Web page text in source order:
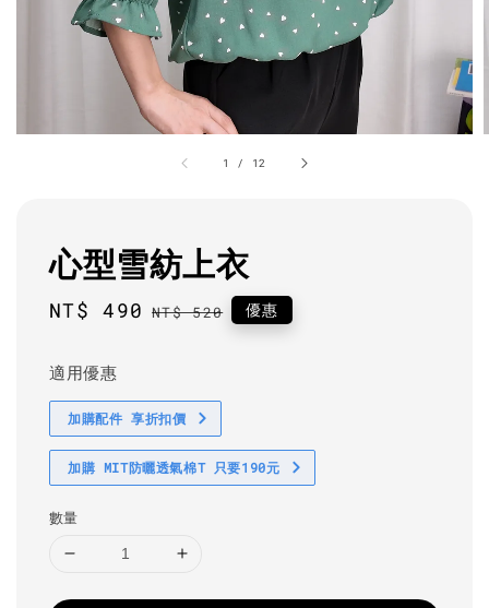
1 / 12
心型雪紡上衣
Sale
NT$ 490 Regular
NT$ 520 優惠
適用優惠
加購配件 享折扣價
加購 MIT防曬透氣棉T 只要190元
數量